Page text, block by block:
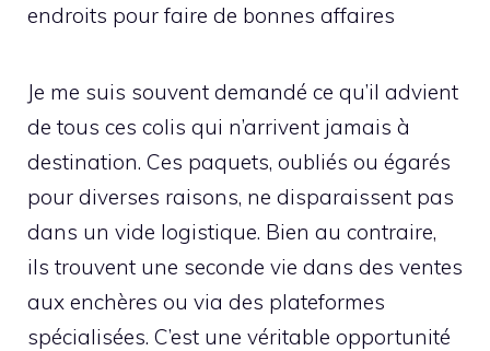
endroits pour faire de bonnes affaires
Je me suis souvent demandé ce qu’il advient
de tous ces colis qui n’arrivent jamais à
destination. Ces paquets, oubliés ou égarés
pour diverses raisons, ne disparaissent pas
dans un vide logistique. Bien au contraire,
ils trouvent une seconde vie dans des ventes
aux enchères ou via des plateformes
spécialisées. C’est une véritable opportunité